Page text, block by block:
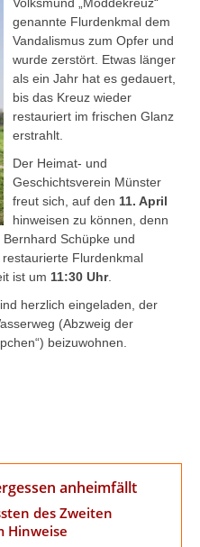
Volksmund „Moddekreuz“
genannte Flurdenkmal dem
Vandalismus zum Opfer und
wurde zerstört. Etwas länger
als ein Jahr hat es gedauert,
bis das Kreuz wieder
restauriert im frischen Glanz
erstrahlt.
Der Heimat- und
Geschichtsverein Münster
freut sich, auf den 11. April
hinweisen zu können, denn
Schüpke und
Flurdenkmal
ist um 11:30 Uhr.
herzlich eingeladen, der
(Abzweig der
beizuwohnen.
anheimfällt
des Zweiten
Hinweise